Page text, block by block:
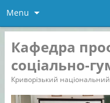
Menu
Кафедра
соціально-
Криворізький